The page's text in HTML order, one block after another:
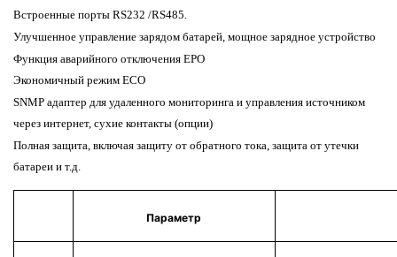
Встроенные порты RS232 /RS485.
Улучшенное управление зарядом батарей, мощное зарядное устройство
Функция аварийного отключения EPO
Экономичный режим ECO
SNMP адаптер для удаленного мониторинга и управления источником
через интернет, сухие контакты (опции)
Полная защита, включая защиту от обратного тока, защита от утечки
батареи и т.д.
Параметр